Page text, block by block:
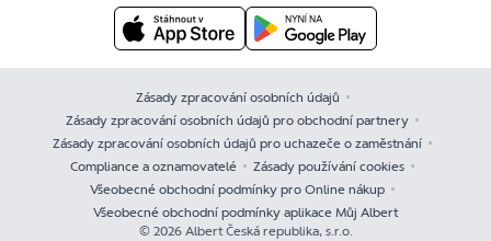
Zásady zpracování osobních údajů
Zásady zpracování osobních údajů pro obchodní partnery
Zásady zpracování osobních údajů pro uchazeče o zaměstnání
Compliance a oznamovatelé
Zásady používání cookies
Všeobecné obchodní podmínky pro Online nákup
Všeobecné obchodní podmínky aplikace Můj Albert
© 2026 Albert Česká republika, s.r.o.